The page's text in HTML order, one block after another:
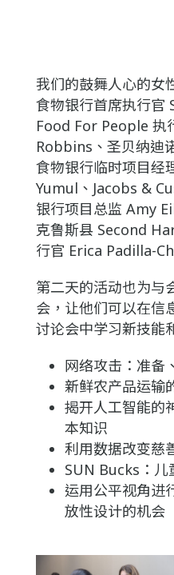
我们的鼓舞人心的女
食物银行首席执行官
Food For People 执
Robbins、圣贝纳迪
食物银行临时项目
Yumul、Jacobs &
银行项目总监 Amy
克鲁斯县 Second
行官 Erica Padilla-
第二天的活动也为与
会，让他们可以在信
讨论会中学习新技能
网络攻击：准备
新鲜农产品运输
揭开人工智能的
本知识
利用数据改变慈
SUN Bucks：儿
运用公平视角进
放性设计的机会